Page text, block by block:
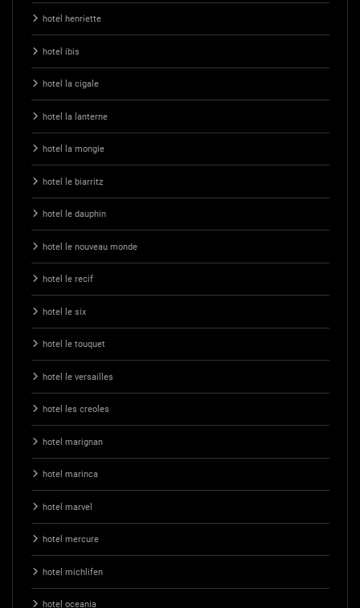
hotel henriette
hotel ibis
hotel la cigale
hotel la lanterne
hotel la mongie
hotel le biarritz
hotel le dauphin
hotel le nouveau monde
hotel le recif
hotel le six
hotel le touquet
hotel le versailles
hotel les creoles
hotel marignan
hotel marinca
hotel marvel
hotel mercure
hotel michlifen
hotel oceania